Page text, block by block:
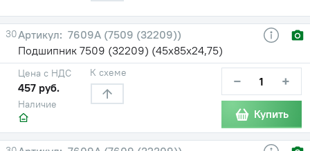
30
7609А (7509 (32209))
Подшипник 7509 (32209) (45х85х24,75)
Наличие
Цена с НДС
457 руб.
К схеме − +
Купить